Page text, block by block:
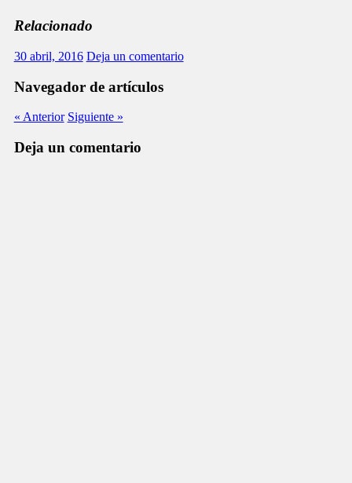
Relacionado
30 abril, 2016 Deja un comentario
Navegador de artículos
« Anterior Siguiente »
Deja un comentario